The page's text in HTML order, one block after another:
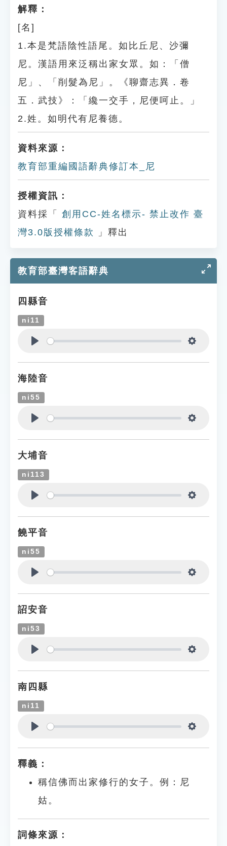
解釋：
[名]
1.本是梵語陰性語尾。如比丘尼、沙彌
尼。漢語用來泛稱出家女眾。如：「僧
尼」、「削髮為尼」。《聊齋志異．卷
五．武技》：「纔一交手，尼便呵止。」
2.姓。如明代有尼養德。
資料來源：
教育部重編國語辭典修訂本_尼
授權資訊：
資料採「
創用CC-姓名標示- 禁止改作 臺
灣3.0版授權條款
」釋出
教育部臺灣客語辭典
四縣音
ni11
海陸音
ni55
大埔音
ni113
饒平音
ni55
詔安音
ni53
南四縣
ni11
釋義：
稱信佛而出家修行的女子。例：尼
姑。
詞條來源：